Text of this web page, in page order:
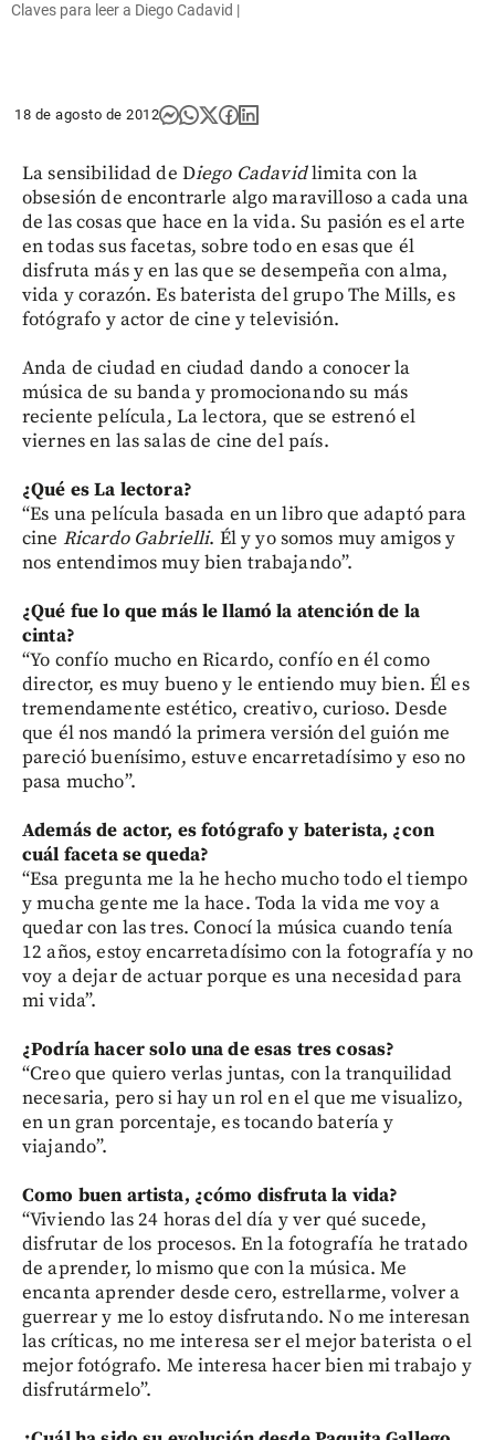
Claves para leer a Diego Cadavid |
18 de agosto de 2012
La sensibilidad de Diego Cadavidlimita con la
obsesión de encontrarle algo maravilloso a cada una
de las cosas que hace en la vida. Su pasión es el arte
en todas sus facetas, sobre todo en esas que él
disfruta más y en las que se desempeña con alma,
vida y corazón. Es baterista del grupo The Mills, es
fotógrafo y actor de cine y televisión.
Anda de ciudad en ciudad dando a conocer la
música de su banda y promocionando su más
reciente película, La lectora, que se estrenó el
viernes en las salas de cine del país.
¿Qué es La lectora?
“Es una película basada en un libro que adaptó para
cine Ricardo Gabrielli. Él y yo somos muy amigos y
nos entendimos muy bien trabajando”.
¿Qué fue lo que más le llamó la atención de la
cinta?
“Yo confío mucho en Ricardo, confío en él como
director, es muy bueno y le entiendo muy bien. Él es
tremendamente estético, creativo, curioso. Desde
que él nos mandó la primera versión del guión me
pareció buenísimo, estuve encarretadísimo y eso no
pasa mucho”.
Además de actor, es fotógrafo y baterista, ¿con
cuál faceta se queda?
“Esa pregunta me la he hecho mucho todo el tiempo
y mucha gente me la hace. Toda la vida me voy a
quedar con las tres. Conocí la música cuando tenía
12 años, estoy encarretadísimo con la fotografía y no
voy a dejar de actuar porque es una necesidad para
mi vida”.
¿Podría hacer solo una de esas tres cosas?
“Creo que quiero verlas juntas, con la tranquilidad
necesaria, pero si hay un rol en el que me visualizo,
en un gran porcentaje, es tocando batería y
viajando”.
Como buen artista, ¿cómo disfruta la vida?
“Viviendo las 24 horas del día y ver qué sucede,
disfrutar de los procesos. En la fotografía he tratado
de aprender, lo mismo que con la música. Me
encanta aprender desde cero, estrellarme, volver a
guerrear y me lo estoy disfrutando. No me interesan
las críticas, no me interesa ser el mejor baterista o el
mejor fotógrafo. Me interesa hacer bien mi trabajo y
disfrutármelo”.